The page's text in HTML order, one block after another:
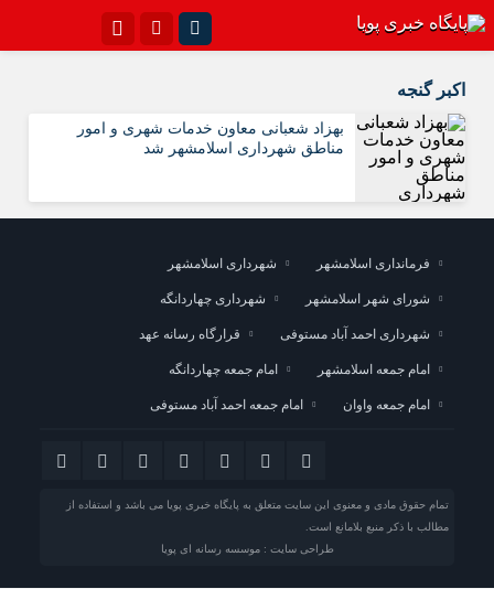
سروش ایتا
آپارات اپلیکیشن
اکبر گنجه
بهزاد شعبانی معاون خدمات شهری و امور
مناطق شهرداری اسلامشهر شد
فرمانداری اسلامشهر شهرداری اسلامشهر
شورای شهر اسلامشهر شهرداری چهاردانگه
شهرداری احمد آباد مستوفی قرارگاه رسانه عهد
امام جمعه اسلامشهر امام جمعه چهاردانگه
امام جمعه واوان امام جمعه احمد آباد مستوفی
تمام حقوق مادی و معنوی این سایت متعلق به پایگاه خبری پویا می باشد و استفاده از
مطالب با ذکر منبع بلامانع است.
طراحی سایت : موسسه رسانه ای پویا